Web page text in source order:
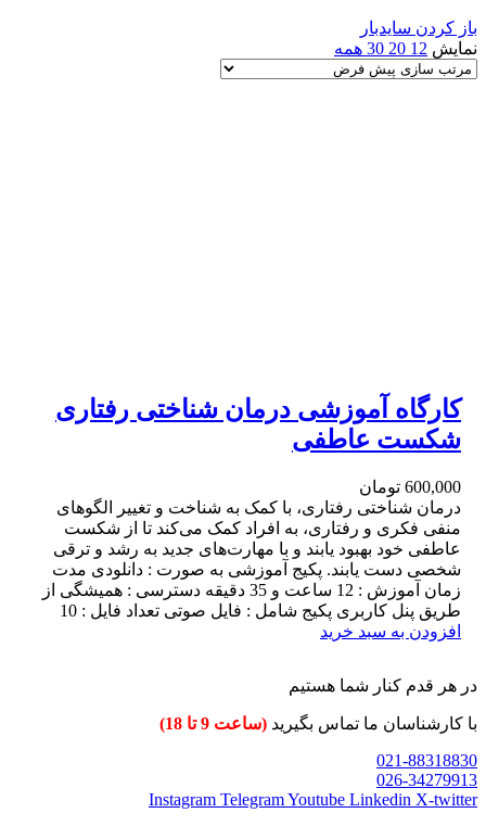
باز کردن سایدبار
نمایش 12
20
30 همه
کارگاه آموزشی درمان شناختی رفتاری
شکست عاطفی
600,000 تومان
درمان شناختی رفتاری، با کمک به شناخت و تغییر الگوهای
منفی فکری و رفتاری، به افراد کمک می‌کند تا از شکست
عاطفی خود بهبود یابند و با مهارت‌های جدید به رشد و ترقی
شخصی دست یابند. پکیج آموزشی به صورت : دانلودی مدت
زمان آموزش : 12 ساعت و 35 دقیقه دسترسی : همیشگی از
طریق پنل کاربری پکیج شامل : فایل صوتی تعداد فایل : 10
افزودن به سبد خرید
در هر قدم کنار شما هستیم
با کارشناسان ما تماس بگیرید (ساعت 9 تا 18)
021-88318830
026-34279913
Instagram TelegramYoutube Linkedin X-twitter